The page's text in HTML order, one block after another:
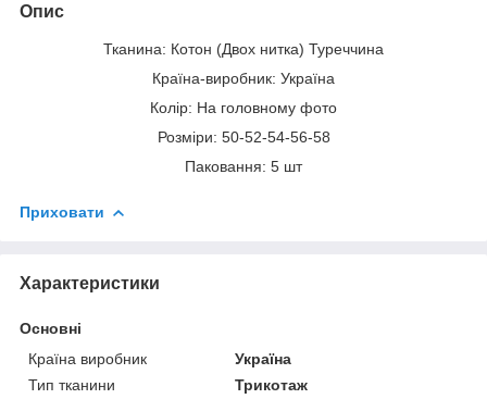
Опис
Тканина: Котон (Двох нитка) Туреччина
Країна-виробник: Україна
Колір: На головному фото
Розміри: 50-52-54-56-58
Паковання: 5 шт
Приховати
Характеристики
Основні
Країна виробник
Україна
Тип тканини
Трикотаж